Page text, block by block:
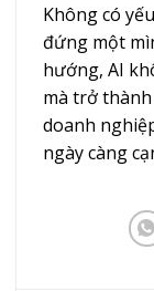
Không có
đứng một
hướng, AI
mà trở
doanh
ngày càng